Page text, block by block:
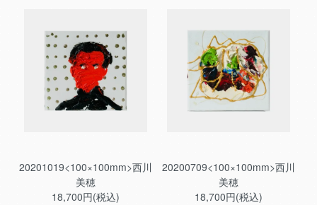
20201019<100×100mm>西川
美穂
18,700円(税込)
20200709<100×100mm>西川
美穂
18,700円(税込)